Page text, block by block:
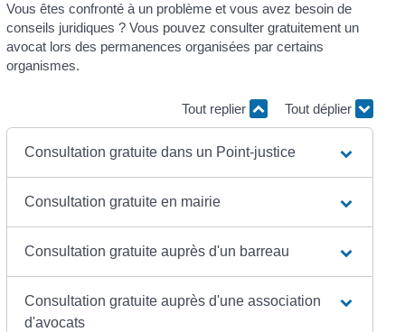
Vous êtes confronté à un problème et vous avez besoin de
conseils juridiques ? Vous pouvez consulter gratuitement un
avocat lors des permanences organisées par certains
organismes.
Tout replier Tout déplier
Consultation gratuite dans un Point-justice
Consultation gratuite en mairie
Consultation gratuite auprès d'un barreau
Consultation gratuite auprès d'une association
d'avocats